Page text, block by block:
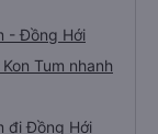
- Đồng Hới
Tum nhanh
đi Đồng Hới